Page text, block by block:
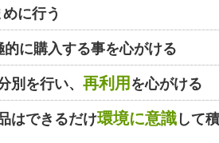
に行う
的に購入する事を心がける
別を行い、 再利用 を心がける
はできるだけ環境に意識して